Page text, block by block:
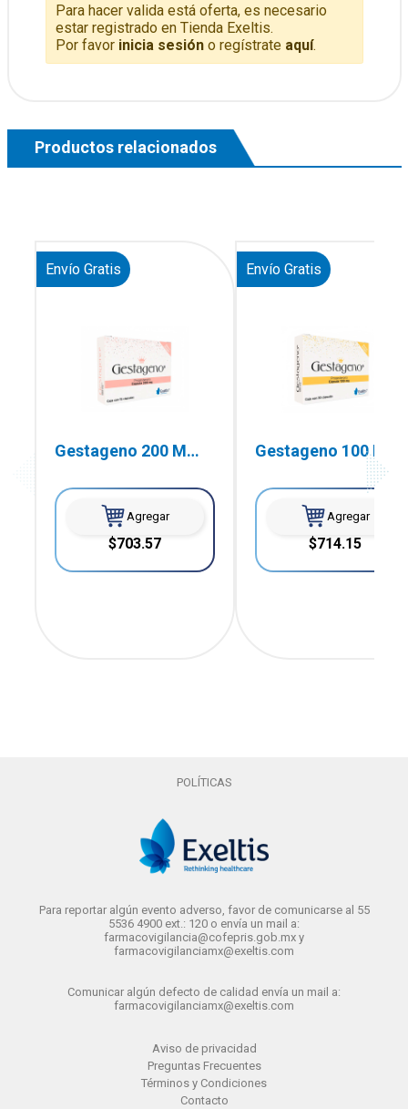
Para hacer valida está oferta, es necesario
estar registrado en Tienda Exeltis.
Por favor inicia sesióno regístrate aquí.
Productos relacionados
Envío Gratis
Gestageno 200 Mg
Agregar
$703.57
Envío Gratis
Gestageno 100 Mg
Agregar
$714.15
POLÍTICAS
Aviso de privacidad
Preguntas Frecuentes
Términos y Condiciones
Contacto
Para reportar algún evento adverso, favor de comunicarse al 55
5536 4900 ext.: 120 o envía un mail a:
farmacovigilancia@cofepris.gob.mx y
farmacovigilanciamx@exeltis.com
Comunicar algún defecto de calidad envía un mail a:
farmacovigilanciamx@exeltis.com